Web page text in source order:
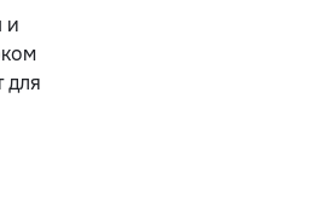
и
для